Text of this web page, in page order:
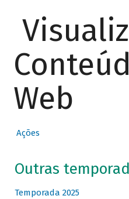
Web
Ações
Outras
Temporada 2025